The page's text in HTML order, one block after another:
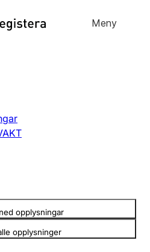
til
Meny
opplysningar
opplysninger